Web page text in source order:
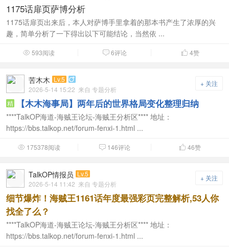
1175话扉页萨博分析
1175话扉页出来后，本人对萨博手里拿着的那本书产生了浓厚的兴
趣，简单分析了一下得出以下可能结论，当然依 ...
 593阅读  6评论  4赞
+ 关注
苦木木 Lv.5 
2026-5-14 15:22 来自 专题分析
精
【木木海事局】两年后的世界格局变化整理归纳
****TalkOP海道-海贼王论坛-海贼王分析区**** 地址：
https://bbs.talkop.net/forum-fenxi-1.html ...
 175378阅读  146评论  46赞
+ 关注
TalkOP情报员 Lv.5
2026-5-14 11:42 来自 专题分析
细节爆炸！海贼王1161话年度最强彩页完整解析,53人你
找全了么？
****TalkOP海道-海贼王论坛-海贼王分析区**** 地址：
https://bbs.talkop.net/forum-fenxi-1.html ...